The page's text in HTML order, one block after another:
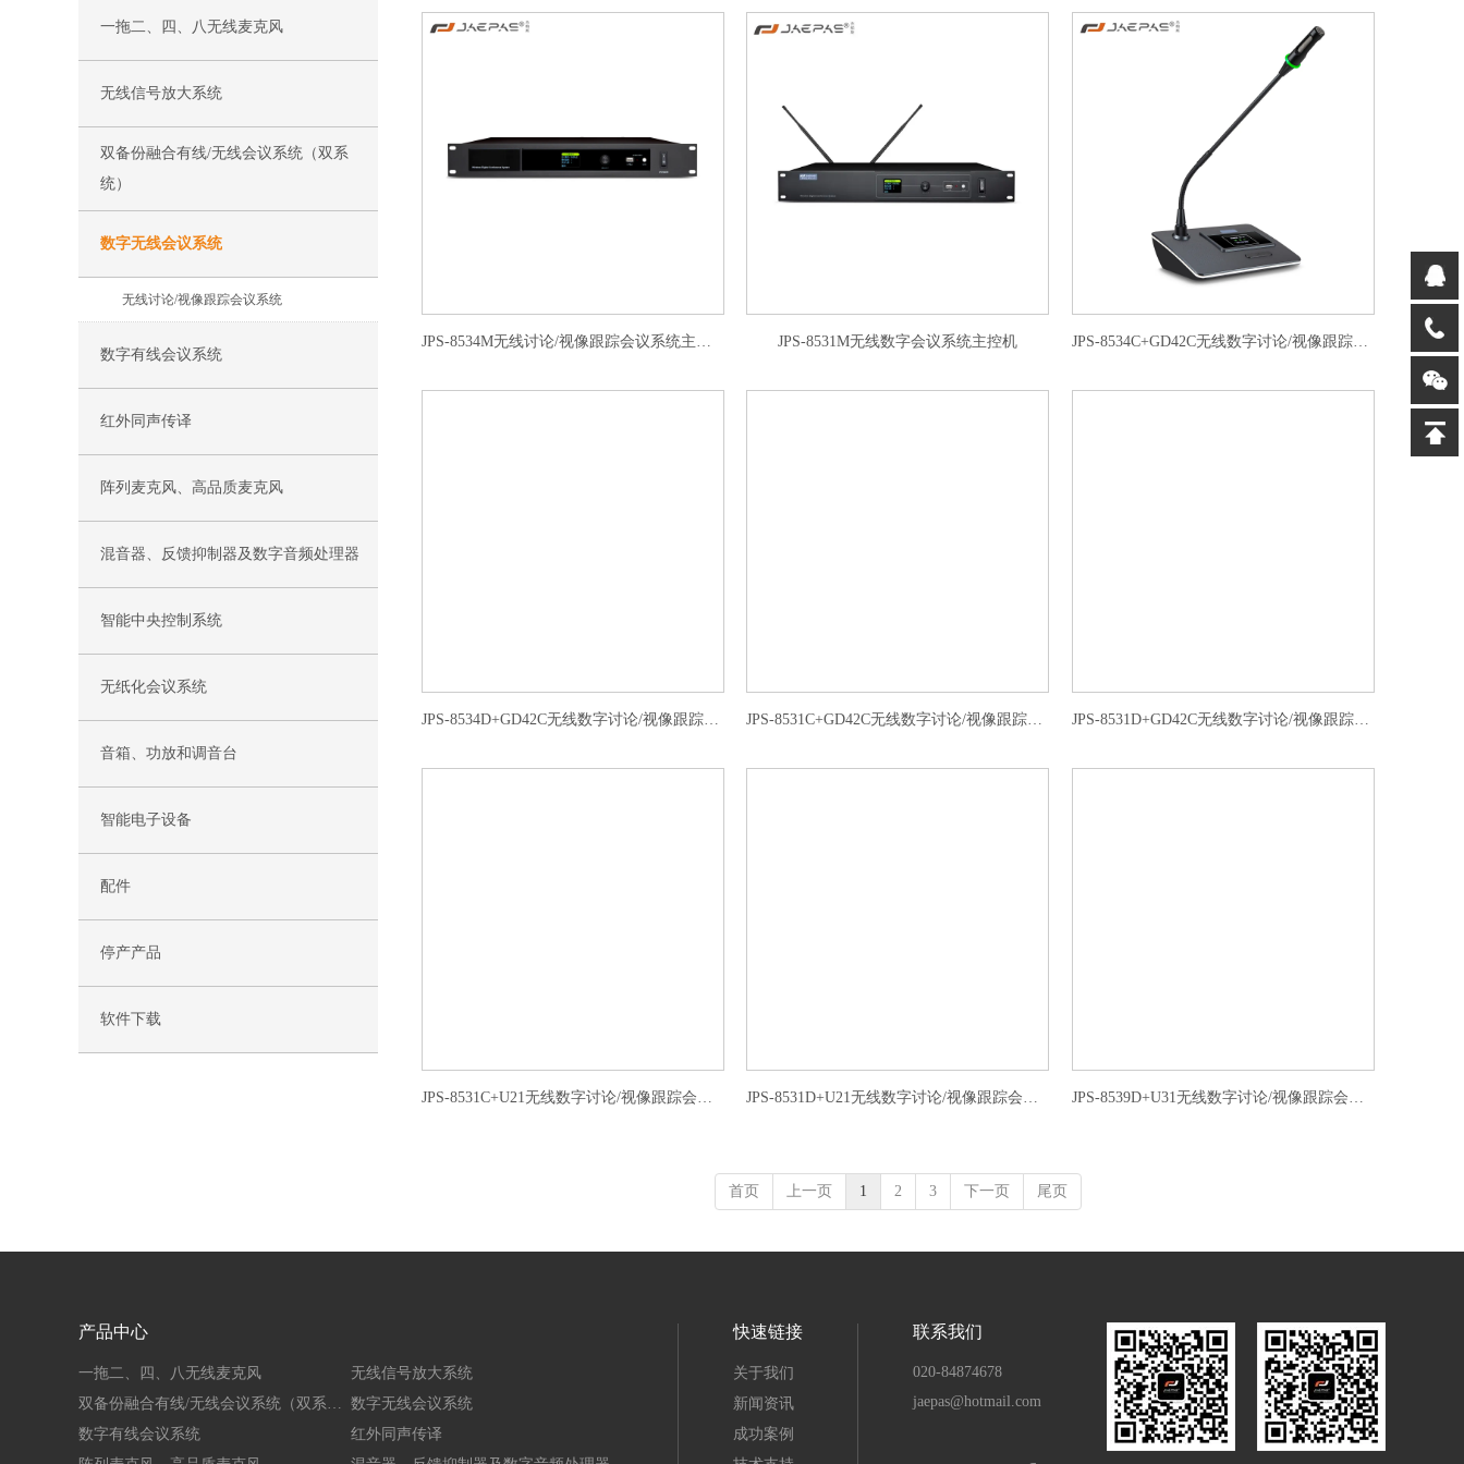
一拖二、四、八无线麦克风
无线信号放大系统
双备份融合有线/无线会议系统（双系
统）
数字无线会议系统
无线讨论/视像跟踪会议系统
数字有线会议系统
红外同声传译
阵列麦克风、高品质麦克风
混音器、反馈抑制器及数字音频处理器
智能中央控制系统
无纸化会议系统
音箱、功放和调音台
智能电子设备
配件
停产产品
软件下载
JPS-8534M无线讨论/视像跟踪会议系统主控机 JPS-8531M无线数字会议系统主控机 JPS-8534C+GD42C无线数字讨论/视像跟踪会议主席单元
JPS-8534D+GD42C无线数字讨论/视像跟踪会议代表单元 JPS-8531C+GD42C无线数字讨论/视像跟踪会议主席单元 JPS-8531D+GD42C无线数字讨论/视像跟踪会议代表单元
JPS-8531C+U21无线数字讨论/视像跟踪会议主席单元 JPS-8531D+U21无线数字讨论/视像跟踪会议代表单元 JPS-8539D+U31无线数字讨论/视像跟踪会议代表单元
首页 上一页 1 2 3 下一页 尾页
产品中心
一拖二、四、八无线麦克风
无线信号放大系统
双备份融合有线/无线会议系统（双系统） 数字无线会议系统
数字有线会议系统
红外同声传译
快速链接
关于我们
新闻资讯
成功案例
联系我们
020-84874678
jaepas@hotmail.com